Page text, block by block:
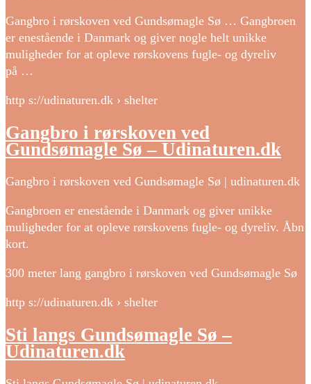
Gangbro i rørskoven ved Gundsømagle Sø … Gangbroen
er enestående i Danmark og giver nogle helt unikke
muligheder for at opleve rørskovens fugle- og dyreliv
på …
http s://udinaturen.dk › shelter
Gangbro i rørskoven ved
Gundsømagle Sø – Udinaturen.dk
Gangbro i rørskoven ved Gundsømagle Sø | udinaturen.dk
Gangbroen er enestående i Danmark og giver unikke
muligheder for at opleve rørskovens fugle- og dyreliv. Åbn
kort.
300 meter lang gangbro i rørskoven ved Gundsømagle Sø
http s://udinaturen.dk › shelter
Sti langs Gundsømagle Sø –
Udinaturen.dk